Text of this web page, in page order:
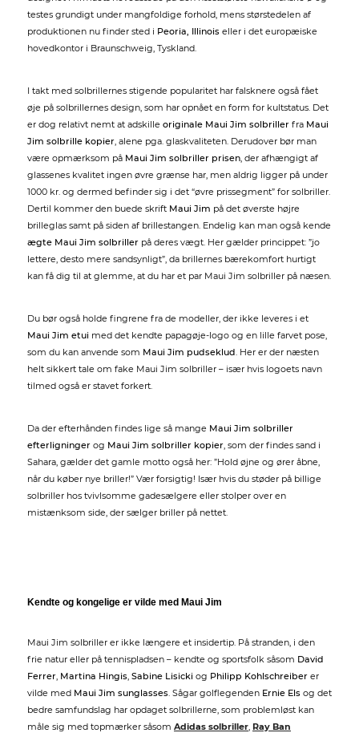
testes grundigt under mangfoldige forhold, mens størstedelen af
produktionen nu finder sted i Peoria, Illinois eller i det europæiske
hovedkontor i Braunschweig, Tyskland.
I takt med solbrillernes stigende popularitet har falsknere også fået
øje på solbrillernes design, som har opnået en form for kultstatus. Det
er dog relativt nemt at adskille originale Maui Jim solbriller fra Maui
Jim solbrille kopier, alene pga. glaskvaliteten. Derudover bør man
være opmærksom på Maui Jim solbriller prisen, der afhængigt af
glassenes kvalitet ingen øvre grænse har, men aldrig ligger på under
1000 kr. og dermed befinder sig i det “øvre prissegment” for solbriller.
Dertil kommer den buede skrift Maui Jim på det øverste højre
brilleglas samt på siden af brillestangen. Endelig kan man også kende
ægte Maui Jim solbriller på deres vægt. Her gælder princippet: ”jo
lettere, desto mere sandsynligt”, da brillernes bærekomfort hurtigt
kan få dig til at glemme, at du har et par Maui Jim solbriller på næsen.
Du bør også holde fingrene fra de modeller, der ikke leveres i et
Maui Jim etui med det kendte papagøje-logo og en lille farvet pose,
som du kan anvende som Maui Jim pudseklud. Her er der næsten
helt sikkert tale om fake Maui Jim solbriller – især hvis logoets navn
tilmed også er stavet forkert.
Da der efterhånden findes lige så mange Maui Jim solbriller
efterligninger og Maui Jim solbriller kopier, som der findes sand i
Sahara, gælder det gamle motto også her: ”Hold øjne og ører åbne,
når du køber nye briller!” Vær forsigtig! Især hvis du støder på billige
solbriller hos tvivlsomme gadesælgere eller stolper over en
mistænksom side, der sælger briller på nettet.
Kendte og kongelige er vilde med Maui Jim
Maui Jim solbriller er ikke længere et insidertip. På stranden, i den
frie natur eller på tennispladsen – kendte og sportsfolk såsom David
Ferrer, Martina Hingis, Sabine Lisicki og Philipp Kohlschreiber er
vilde med Maui Jim sunglasses. Sågar golflegenden Ernie Els og det
bedre samfundslag har opdaget solbrillerne, som problemløst kan
måle sig med topmærker såsom Adidas solbriller, Ray Ban